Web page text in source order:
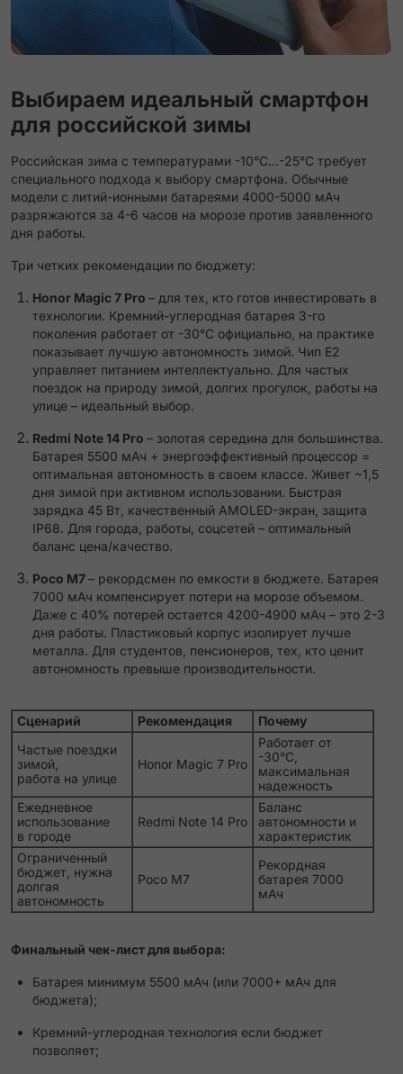
Выбираем идеальный смартфон
для российской зимы
Российская зима с температурами -10°C...-25°C требует
специального подхода к выбору смартфона. Обычные
модели с литий-ионными батареями 4000-5000 мАч
разряжаются за 4-6 часов на морозе против заявленного
дня работы.
Три четких рекомендации по бюджету:
Honor Magic 7 Pro – для тех, кто готов инвестировать в
технологии. Кремний-углеродная батарея 3-го
поколения работает от -30°C официально, на практике
показывает лучшую автономность зимой. Чип E2
управляет питанием интеллектуально. Для частых
поездок на природу зимой, долгих прогулок, работы на
улице – идеальный выбор.
Redmi Note 14 Pro – золотая середина для большинства.
Батарея 5500 мАч + энергоэффективный процессор =
оптимальная автономность в своем классе. Живет ~1,5
дня зимой при активном использовании. Быстрая
зарядка 45 Вт, качественный AMOLED-экран, защита
IP68. Для города, работы, соцсетей – оптимальный
баланс цена/качество.
Poco M7– рекордсмен по емкости в бюджете. Батарея
7000 мАч компенсирует потери на морозе объемом.
Даже с 40% потерей остается 4200-4900 мАч – это 2-3
дня работы. Пластиковый корпус изолирует лучше
металла. Для студентов, пенсионеров, тех, кто ценит
автономность превыше производительности.
Сценарий Рекомендация
Почему
Частые поездки
зимой,
работа на улице
Honor Magic 7 Pro
Работает от
-30°C,
максимальная
надежность
Ежедневное
использование
в городе
Redmi Note 14 Pro
Баланс
автономности и
характеристик
Ограниченный
бюджет, нужна
долгая
автономность
Poco M7
Рекордная
батарея 7000
мАч
Финальный чек-лист для выбора:
Батарея минимум 5500 мАч (или 7000+ мАч для
бюджета);
Кремний-углеродная технология если бюджет
позволяет;